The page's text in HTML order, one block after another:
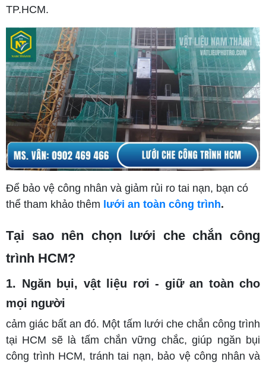
TP.HCM.
Để bảo vệ công nhân và giảm rủi ro tai nạn, bạn có
thể tham khảo thêm lưới an toàn công trình.
Tại sao nên chọn lưới che chắn công
trình HCM?
1. Ngăn bụi, vật liệu rơi - giữ an toàn cho
mọi người
cảm giác bất an đó. Một tấm lưới che chắn công trình
tại HCM sẽ là tấm chắn vững chắc, giúp ngăn bụi
công trình HCM, tránh tai nạn, bảo vệ công nhân và